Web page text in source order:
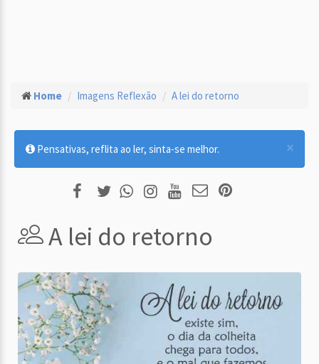
Home Imagens Reflexão A lei do retorno
×
Pensativas, reflita ao ler, sinta-se melhor.
A lei do retorno